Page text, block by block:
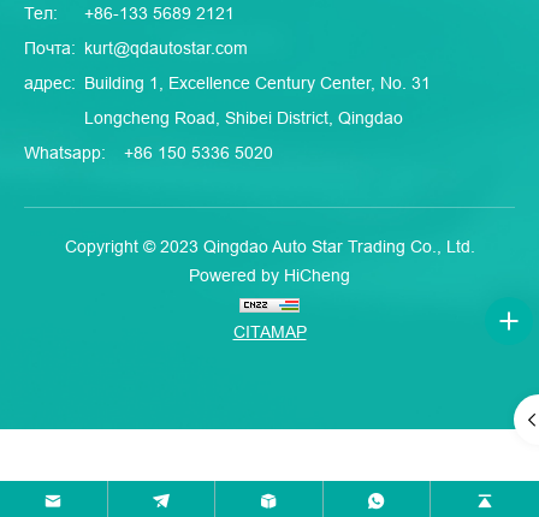
Тел:
+86-133 5689 2121
Почта: kurt@qdautostar.com
адрес: Building 1, Excellence Century Center, No. 31
Longcheng Road, Shibei District, Qingdao
Whatsapp:
+86 150 5336 5020
Copyright © 2023 Qingdao Auto Star Trading Co., Ltd.
Powered by HiCheng
CITAMAP